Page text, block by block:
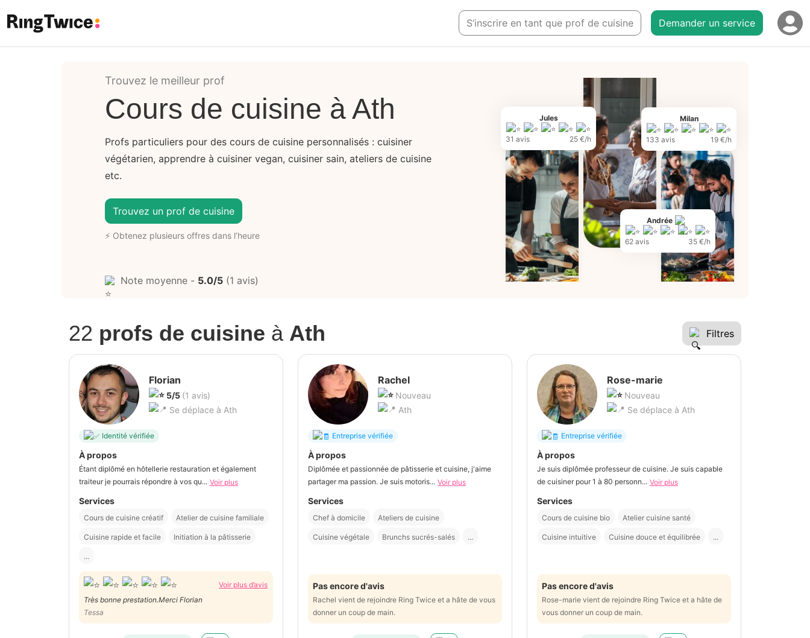
S’inscrire en tant que prof de cuisine Demander un service
Jules
31 avis 25 €/h
Andrée
62 avis 35 €/h
Milan
133 avis 19 €/h
Trouvez le meilleur prof
Cours de cuisine à Ath
Profs particuliers pour des cours de cuisine personnalisés : cuisiner
végétarien, apprendre à cuisiner vegan, cuisiner sain, ateliers de cuisine
etc.
Trouvez un prof de cuisine
⚡ Obtenez plusieurs offres dans l’heure
Note moyenne - 5.0/5 (1 avis)
22 profs de cuisine à Ath Filtres
Florian
5/5 (1 avis)
Se déplace à Ath
Identité vérifiée
À propos
Étant diplômé en hôtellerie restauration et également
traiteur je pourrais répondre à vos qu... Voir plus
Services
Cours de cuisine créatif Atelier de cuisine familiale
Cuisine rapide et facile Initiation à la pâtisserie
...
Voir plus d’avis
Très bonne prestation.Merci Florian
Tessa
Rachel
Nouveau
Ath
Entreprise vérifiée
À propos
Diplômée et passionnée de pâtisserie et cuisine, j'aime
partager ma passion. Je suis motoris... Voir plus
Services
Chef à domicile Ateliers de cuisine
Cuisine végétale Brunchs sucrés-salés ...
Pas encore d'avis
Rachel vient de rejoindre Ring Twice et a hâte de vous
donner un coup de main.
Rose-marie
Nouveau
Se déplace à Ath
Entreprise vérifiée
À propos
Je suis diplômée professeur de cuisine. Je suis capable
de cuisiner pour 1 à 80 personn... Voir plus
Services
Cours de cuisine bio Atelier cuisine santé
Cuisine intuitive Cuisine douce et équilibrée ...
Pas encore d'avis
Rose-marie vient de rejoindre Ring Twice et a hâte de
vous donner un coup de main.